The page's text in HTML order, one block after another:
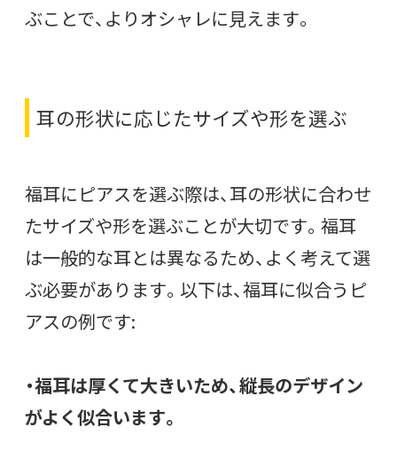
ぶことで、よりオシャレに見えます。
耳の形状に応じたサイズや形を選ぶ
福耳にピアスを選ぶ際は、耳の形状に合わせ
たサイズや形を選ぶことが大切です。福耳
は一般的な耳とは異なるため、よく考えて選
ぶ必要があります。以下は、福耳に似合うピ
アスの例です:
・福耳は厚くて大きいため、縦長のデザイン
がよく似合います。